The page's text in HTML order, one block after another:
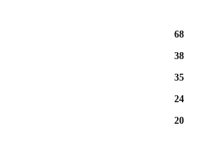
68
38
35
24
20